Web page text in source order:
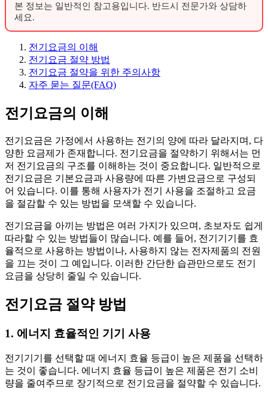
본 정보는 일반적인 참고용입니다. 반드시 전문가와 상담하
세요.
전기요금의 이해
전기요금 절약 방법
전기요금 절약을 위한 주의사항
자주 묻는 질문(FAQ)
전기요금의 이해
전기요금은 가정에서 사용하는 전기의 양에 따라 달라지며, 다
양한 요금제가 존재합니다. 전기요금을 절약하기 위해서는 먼
저 전기요금의 구조를 이해하는 것이 중요합니다. 일반적으로
전기요금은 기본요금과 사용량에 따른 가변요금으로 구성되
어 있습니다. 이를 통해 사용자가 전기 사용을 조절하고 요금
을 절감할 수 있는 방법을 모색할 수 있습니다.
전기요금을 아끼는 방법은 여러 가지가 있으며, 초보자도 쉽게
따라할 수 있는 방법들이 많습니다. 예를 들어, 전기기기를 효
율적으로 사용하는 방법이나, 사용하지 않는 전자제품의 전원
을 끄는 것이 그 예입니다. 이러한 간단한 습관만으로도 전기
요금을 상당히 줄일 수 있습니다.
전기요금 절약 방법
1. 에너지 효율적인 기기 사용
전기기기를 선택할 때 에너지 효율 등급이 높은 제품을 선택하
는 것이 좋습니다. 에너지 효율 등급이 높은 제품은 전기 소비
량을 줄여주므로 장기적으로 전기요금을 절약할 수 있습니다.